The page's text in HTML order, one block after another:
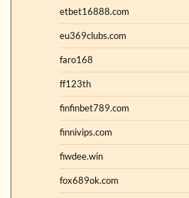
etbet16888.com
eu369clubs.com
faro168
ff123th
finfinbet789.com
finnivips.com
fiwdee.win
fox689ok.com